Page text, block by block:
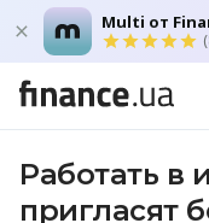
Multi от
Работать в
пригласят